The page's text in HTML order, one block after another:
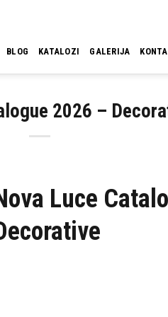
BLOG KATALOZI GALERIJA
2026 –
Luce